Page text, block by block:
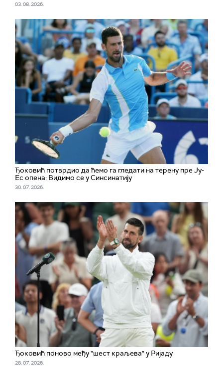
03. 08. 2026.
Ђоковић потврдио да ћемо га гледати на терену пре Ју-
Ес опена: Видимо се у Синсинатију
30. 07. 2026.
Ђоковић поново међу "шест краљева" у Ријаду
28. 07. 2026.